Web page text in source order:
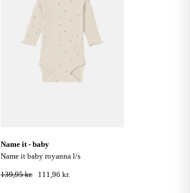
name it - baby
name it baby royanna l/s
139,95 kr. 111,96 kr.